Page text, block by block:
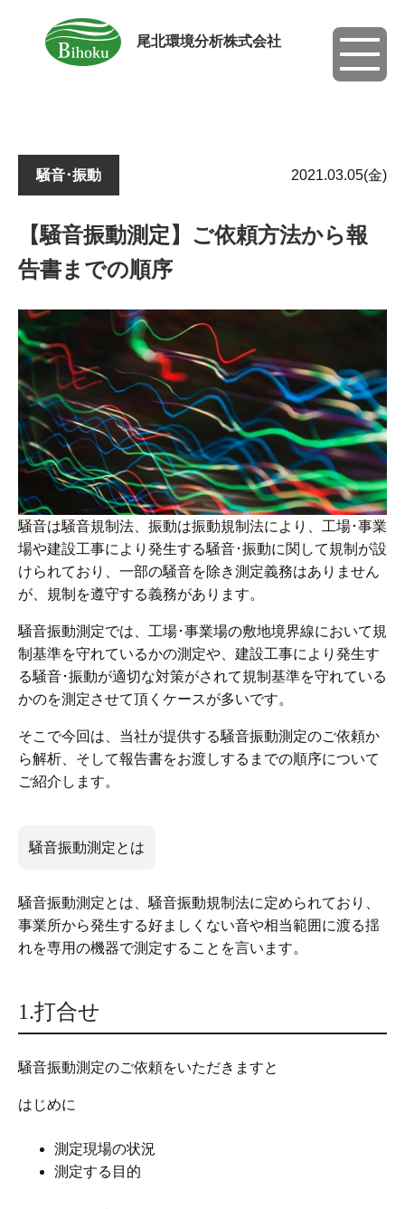
尾北環境分析株式会社
toggle
騒音･振動 2021.03.05(金)
【騒音振動測定】ご依頼方法から報
告書までの順序
騒音は騒音規制法、振動は振動規制法により、工場･事業
場や建設工事により発生する騒音･振動に関して規制が設
けられており、一部の騒音を除き測定義務はありません
が、規制を遵守する義務があります。
騒音振動測定では、工場･事業場の敷地境界線において規
制基準を守れているかの測定や、建設工事により発生す
る騒音･振動が適切な対策がされて規制基準を守れている
かのを測定させて頂くケースが多いです。
そこで今回は、当社が提供する騒音振動測定のご依頼か
ら解析、そして報告書をお渡しするまでの順序について
ご紹介します。
騒音振動測定とは
騒音振動測定とは、騒音振動規制法に定められており、
事業所から発生する好ましくない音や相当範囲に渡る揺
れを専用の機器で測定することを言います。
1.打合せ
騒音振動測定のご依頼をいただきますと
はじめに
測定現場の状況
測定する目的